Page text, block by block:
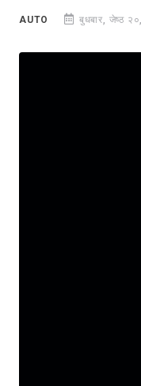
AUTO बुधबार, जेष्ठ